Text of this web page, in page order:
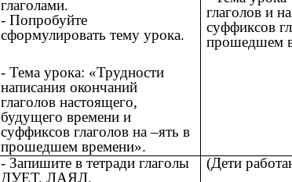
глаголами.
- Попробуйте
сформулировать тему урока.
- Тема урока: «Трудности
написания окончаний
глаголов настоящего,
будущего времени и
суффиксов глаголов на –ять в
прошедшем времени».
глаголов и
суффиксов
прошедшем
- Запишите в тетради глаголы
ДУЕТ, ЛАЯЛ.
(Дети